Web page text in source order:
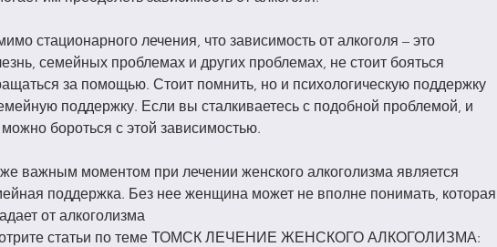
стационарного лечения, что зависимость от алкоголя – это
семейных проблемах и других проблемах, не стоит бояться
за помощью. Стоит помнить, но и психологическую поддержку
поддержку. Если вы сталкиваетесь с подобной проблемой, и
можно бороться с этой зависимостью.
важным моментом при лечении женского алкоголизма является
поддержка. Без нее женщина может не вполне понимать, которая
от алкоголизма
статьи по теме ТОМСК ЛЕЧЕНИЕ ЖЕНСКОГО АЛКОГОЛИЗМА: